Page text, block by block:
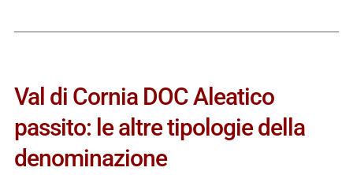
Val di Cornia DOC Aleatico
passito: le altre tipologie della
denominazione